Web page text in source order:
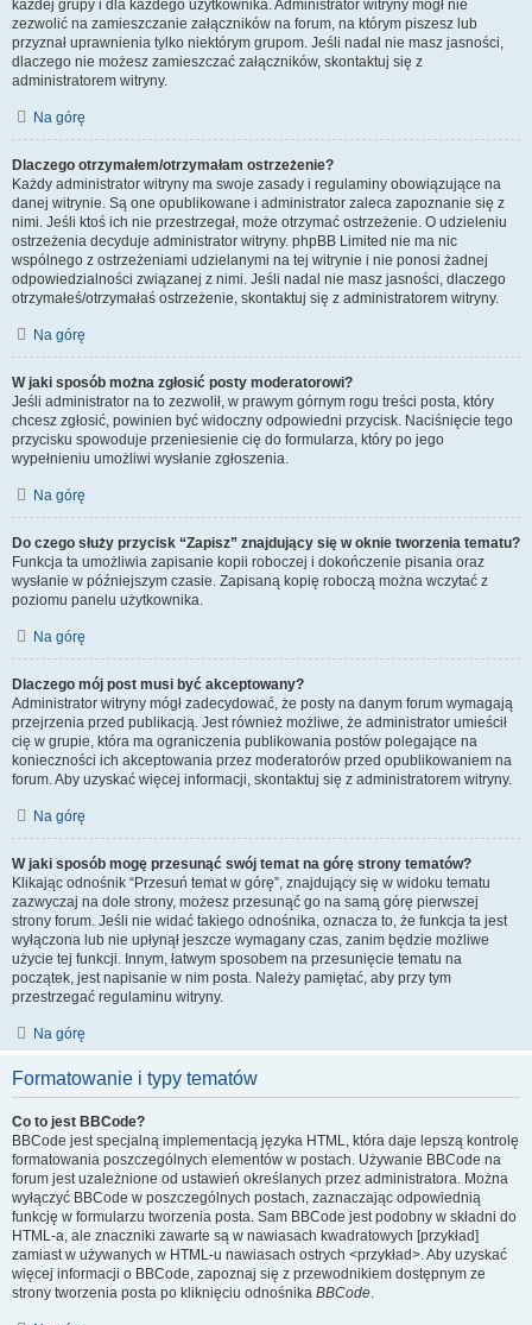
każdej grupy i dla każdego użytkownika. Administrator witryny mógł nie
zezwolić na zamieszczanie załączników na forum, na którym piszesz lub
przyznał uprawnienia tylko niektórym grupom. Jeśli nadal nie masz jasności,
dlaczego nie możesz zamieszczać załączników, skontaktuj się z
administratorem witryny.
Na górę
Dlaczego otrzymałem/otrzymałam ostrzeżenie?
Każdy administrator witryny ma swoje zasady i regulaminy obowiązujące na
danej witrynie. Są one opublikowane i administrator zaleca zapoznanie się z
nimi. Jeśli ktoś ich nie przestrzegał, może otrzymać ostrzeżenie. O udzieleniu
ostrzeżenia decyduje administrator witryny. phpBB Limited nie ma nic
wspólnego z ostrzeżeniami udzielanymi na tej witrynie i nie ponosi żadnej
odpowiedzialności związanej z nimi. Jeśli nadal nie masz jasności, dlaczego
otrzymałeś/otrzymałaś ostrzeżenie, skontaktuj się z administratorem witryny.
Na górę
W jaki sposób można zgłosić posty moderatorowi?
Jeśli administrator na to zezwolił, w prawym górnym rogu treści posta, który
chcesz zgłosić, powinien być widoczny odpowiedni przycisk. Naciśnięcie tego
przycisku spowoduje przeniesienie cię do formularza, który po jego
wypełnieniu umożliwi wysłanie zgłoszenia.
Na górę
Do czego służy przycisk “Zapisz” znajdujący się w oknie tworzenia tematu?
Funkcja ta umożliwia zapisanie kopii roboczej i dokończenie pisania oraz
wysłanie w późniejszym czasie. Zapisaną kopię roboczą można wczytać z
poziomu panelu użytkownika.
Na górę
Dlaczego mój post musi być akceptowany?
Administrator witryny mógł zadecydować, że posty na danym forum wymagają
przejrzenia przed publikacją. Jest również możliwe, że administrator umieścił
cię w grupie, która ma ograniczenia publikowania postów polegające na
konieczności ich akceptowania przez moderatorów przed opublikowaniem na
forum. Aby uzyskać więcej informacji, skontaktuj się z administratorem witryny.
Na górę
W jaki sposób mogę przesunąć swój temat na górę strony tematów?
Klikając odnośnik “Przesuń temat w górę”, znajdujący się w widoku tematu
zazwyczaj na dole strony, możesz przesunąć go na samą górę pierwszej
strony forum. Jeśli nie widać takiego odnośnika, oznacza to, że funkcja ta jest
wyłączona lub nie upłynął jeszcze wymagany czas, zanim będzie możliwe
użycie tej funkcji. Innym, łatwym sposobem na przesunięcie tematu na
początek, jest napisanie w nim posta. Należy pamiętać, aby przy tym
przestrzegać regulaminu witryny.
Na górę
Formatowanie i typy tematów
Co to jest BBCode?
BBCode jest specjalną implementacją języka HTML, która daje lepszą kontrolę
formatowania poszczególnych elementów w postach. Używanie BBCode na
forum jest uzależnione od ustawień określanych przez administratora. Można
wyłączyć BBCode w poszczególnych postach, zaznaczając odpowiednią
funkcję w formularzu tworzenia posta. Sam BBCode jest podobny w składni do
HTML-a, ale znaczniki zawarte są w nawiasach kwadratowych [przykład]
zamiast w używanych w HTML-u nawiasach ostrych <przykład>. Aby uzyskać
więcej informacji o BBCode, zapoznaj się z przewodnikiem dostępnym ze
strony tworzenia posta po kliknięciu odnośnika BBCode.